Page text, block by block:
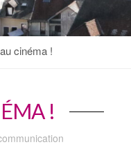
cinéma !
!